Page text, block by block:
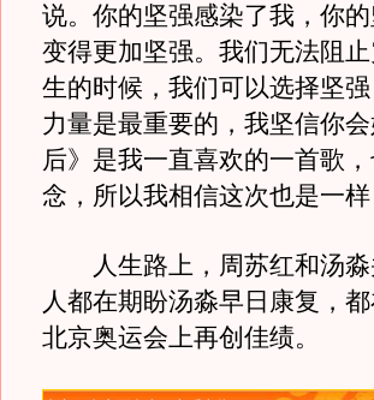
说。你的坚强感染了我，你
变得更加坚强。我们无法阻
生的时候，我们可以选择坚
力量是最重要的，我坚信你
后》是我一直喜欢的一首歌
念，所以我相信这次也是一
人生路上，周苏红和汤淼
人都在期盼汤淼早日康复，
北京奥运会上再创佳绩。